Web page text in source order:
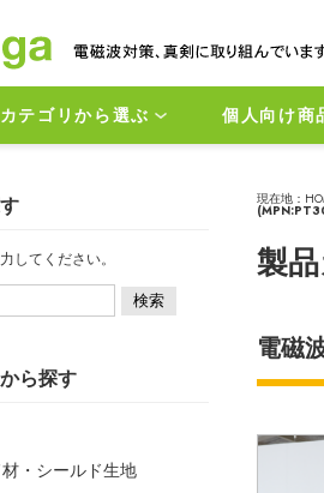
カテゴリから選ぶ 個人向け商
製
電磁
してください。
ら探す
・シールド生地
現在地：